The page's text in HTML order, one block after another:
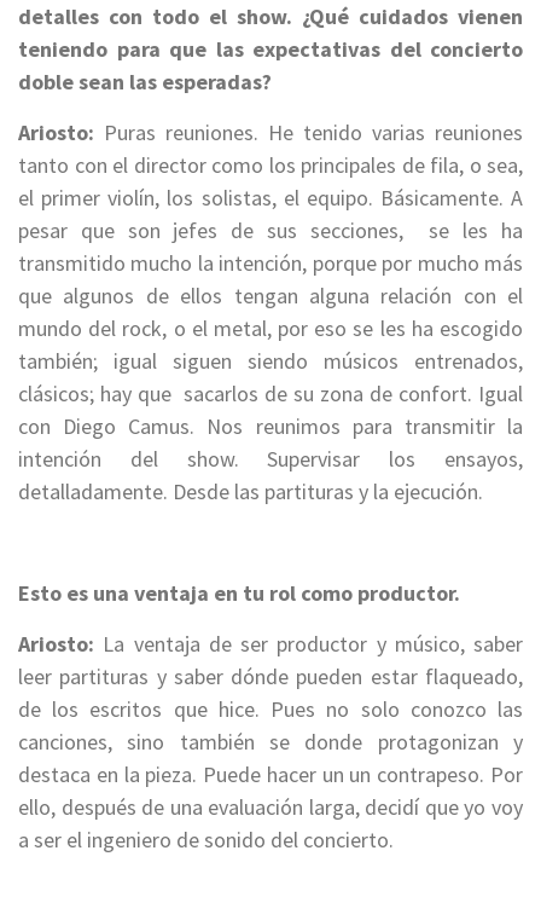
detalles con todo el show. ¿Qué cuidados vienen
teniendo para que las expectativas del concierto
doble sean las esperadas?
Ariosto: Puras reuniones. He tenido varias reuniones
tanto con el director como los principales de fila, o sea,
el primer violín, los solistas, el equipo. Básicamente. A
pesar que son jefes de sus secciones,
se les ha
transmitido mucho la intención, porque por mucho más
que algunos de ellos tengan alguna relación con el
mundo del rock, o el metal, por eso se les ha escogido
también; igual siguen siendo músicos entrenados,
clásicos; hay que sacarlos de su zona de confort. Igual
con Diego Camus. Nos reunimos para transmitir la
intención del show. Supervisar los ensayos,
detalladamente. Desde las partituras y la ejecución.
Esto es una ventaja en tu rol como productor.
Ariosto: La ventaja de ser productor y músico, saber
leer partituras y saber dónde pueden estar flaqueado,
de los escritos que hice. Pues no solo conozco las
canciones, sino también se donde protagonizan y
destaca en la pieza. Puede hacer un un contrapeso. Por
ello, después de una evaluación larga, decidí que yo voy
a ser el ingeniero de sonido del concierto.